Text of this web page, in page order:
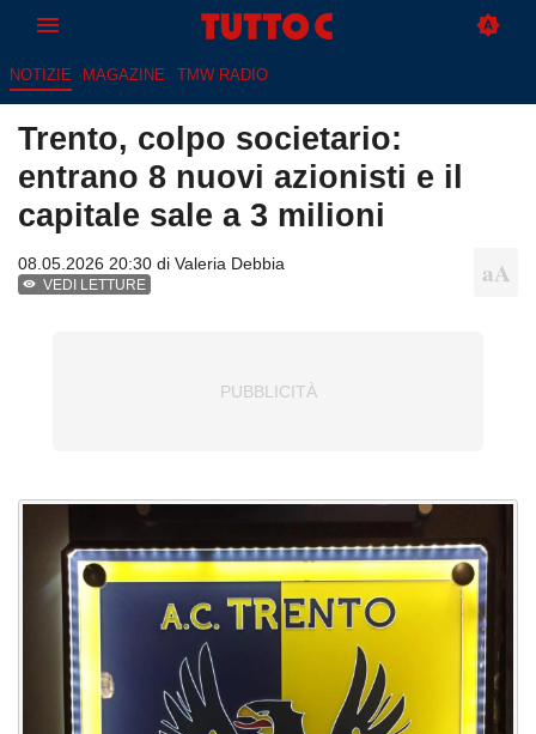
NOTIZIE MAGAZINE TMW RADIO
Trento, colpo societario:
entrano 8 nuovi azionisti e il
capitale sale a 3 milioni
08.05.2026 20:30 di Valeria Debbia
VEDI LETTURE